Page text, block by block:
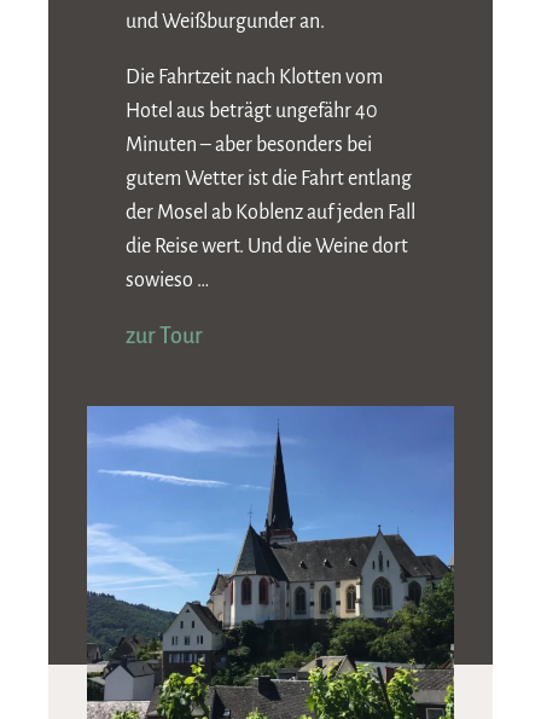
und Weißburgunder an.
Die Fahrtzeit nach Klotten vom
Hotel aus beträgt ungefähr 40
Minuten – aber besonders bei
gutem Wetter ist die Fahrt entlang
der Mosel ab Koblenz auf jeden Fall
die Reise wert. Und die Weine dort
sowieso …
zur Tour